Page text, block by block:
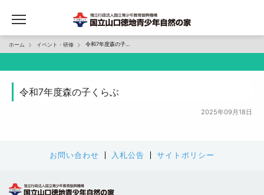
ホーム イベント・研修
令和7年度森の子くらぶ
2025年09月18日
お問い合わせ 入札公告 サイトポリシー